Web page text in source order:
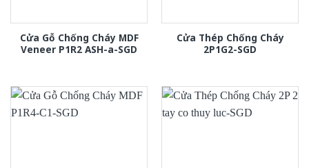
Cửa Gỗ Chống Cháy MDF
Veneer P1R2 ASH-a-SGD
Cửa Thép Chống Cháy
2P1G2-SGD